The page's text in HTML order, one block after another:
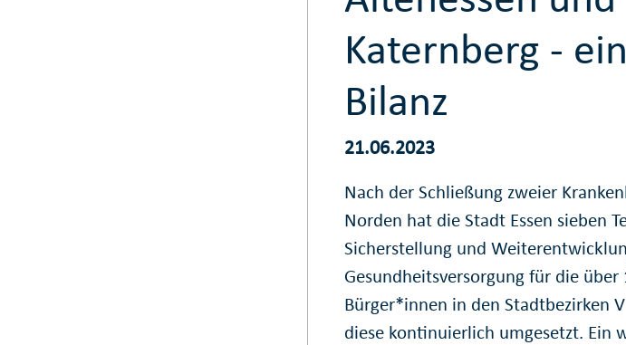
Katernberg -
Bilanz
21.06.2023
Nach der Schließung zweier
Norden hat die Stadt Essen sieben
Sicherstellung und
Gesundheitsversorgung für die über
Bürger*innen in den Stadtbezirken
diese kontinuierlich umgesetzt. Ein